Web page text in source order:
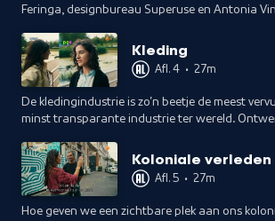
Feringa, designbureau Superuse en Antonia
koeienpoep.
Kleding
Afl. 4 • 27m
De kledingindustrie is zo'n beetje de meest
minst transparante industrie ter wereld.
veranderen.
Koloniale verleden
Afl. 5 • 27m
Hoe geven we een zichtbare plek aan ons